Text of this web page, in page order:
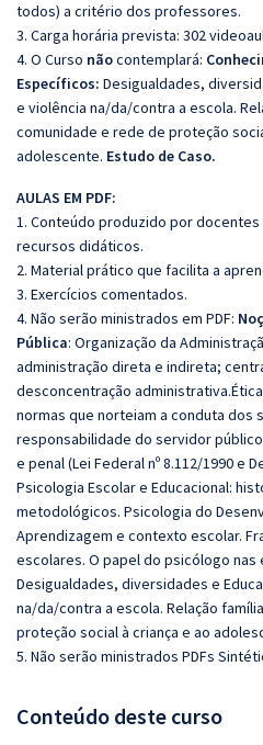
todos) a critério dos professores.
3. Carga horária prevista: 302
4. O Curso nãocontemplará:
Específicos: Desigualdades,
e violência na/da/contra a escola.
comunidade e rede de proteção
adolescente. Estudo de Caso.
AULAS EM PDF:
1. Conteúdo produzido por
recursos didáticos.
2. Material prático que facilita a
3. Exercícios comentados.
4. Não serão ministrados em PDF:
Pública: Organização da
administração direta e indireta;
desconcentração administrativa.
normas que norteiam a conduta dos
responsabilidade do servidor
e penal (Lei Federal nº 8.112/1990 e
Psicologia Escolar e Educacional:
metodológicos. Psicologia do
Aprendizagem e contexto escolar.
escolares. O papel do psicólogo nas
Desigualdades, diversidades e
na/da/contra a escola. Relação
proteção social à criança e ao
5. Não serão ministrados PDFs
Conteúdo deste curso